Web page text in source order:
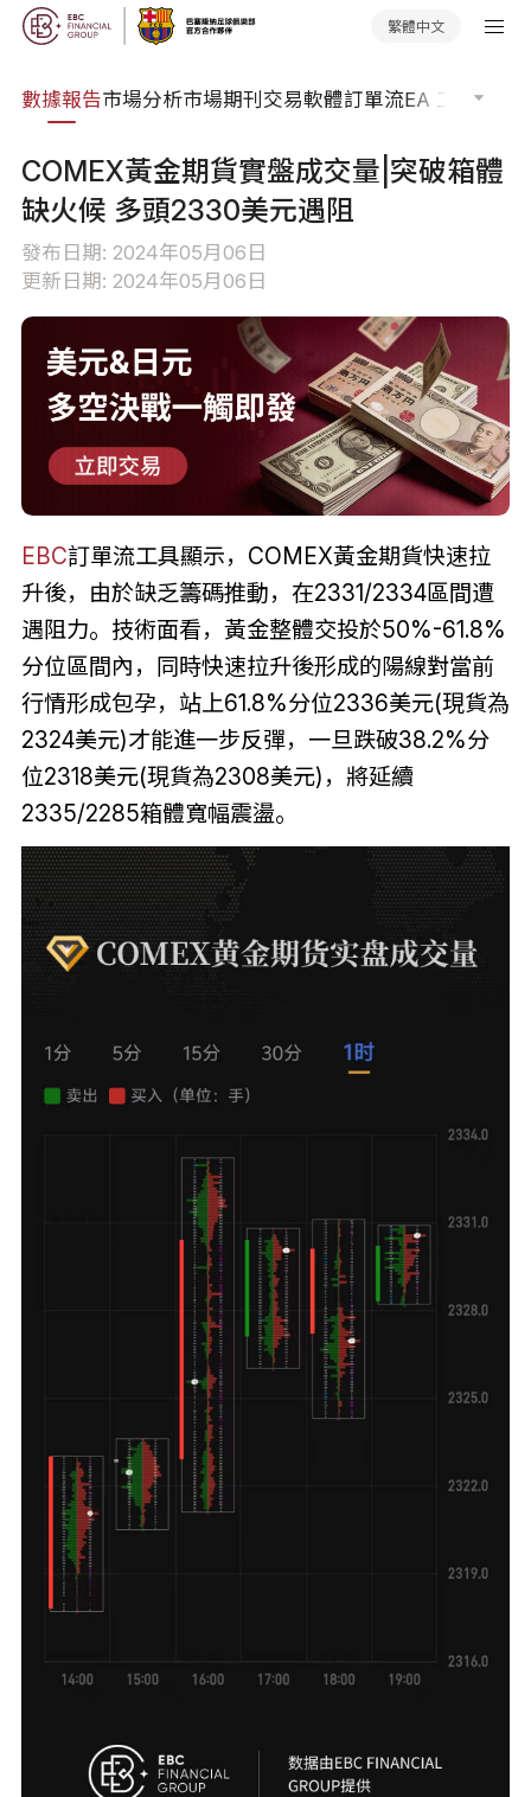
繁體中文
數據報告市場分析市場期刊交易軟體訂單流EA 工具庫
COMEX黃金期貨實盤成交量|突破箱體
缺火候 多頭2330美元遇阻
發布日期: 2024年05月06日
更新日期: 2024年05月06日
EBC訂單流工具顯示，COMEX黃金期貨快速拉
升後，由於缺乏籌碼推動，在2331/2334區間遭
遇阻力。技術面看，黃金整體交投於50%-61.8%
分位區間內，同時快速拉升後形成的陽線對當前
行情形成包孕，站上61.8%分位2336美元(現貨為
2324美元)才能進一步反彈，一旦跌破38.2%分
位2318美元(現貨為2308美元)，將延續
2335/2285箱體寬幅震盪。